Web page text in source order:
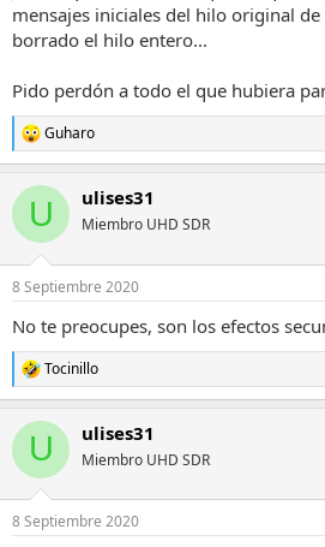
mensajes iniciales del hilo original de
borrado el hilo entero...
Pido perdón a todo el que hubiera
R
e
c
i
e
:
Guharo
U ulises31
Miembro UHD SDR
8 Septiembre 2020
No te preocupes, son los efectos
R
e
c
i
e
Tocinillo
U ulises31
Miembro UHD SDR
8 Septiembre 2020